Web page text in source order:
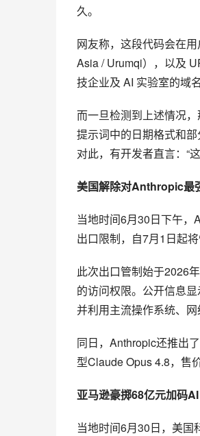
久。
网友称，这段代码会在
Asia / Urumqi），以及
技企业及 AI 实验室的域
而一旦检测到上述情况
提示词中的日期格式和
对此，有开发者直言：“
美国解除对Anthropic最
当地时间6月30日下午
出口限制，自7月1日起
此次出口管制始于2026
的访问权限。公开信息
并利用主流操作系统、
同日，Anthropic还推出
型Claude Opus 4.8，售
亚马逊豪掷68亿元加码AI
当地时间6月30日，美